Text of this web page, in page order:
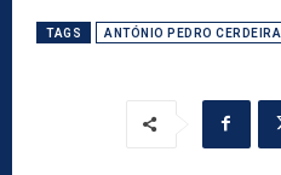
TAGS ANTÓNIO PEDRO CERDEIRA